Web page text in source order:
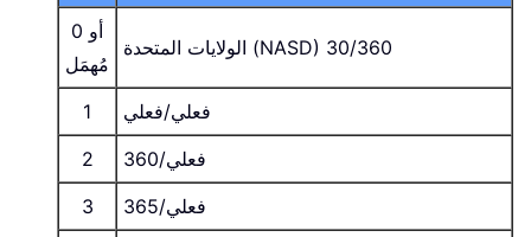
0 أو
مُهمَل
الولايات المتحدة (NASD) 30/360
1
فعلي/فعلي
2
فعلي/360
3
فعلي/365